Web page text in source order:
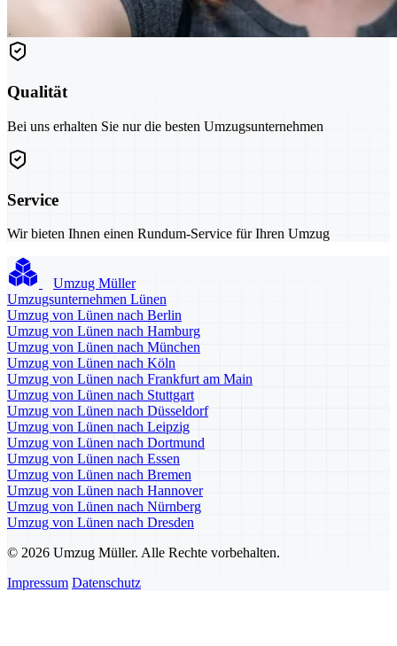
Qualität
Bei uns erhalten Sie nur die besten Umzugsunternehmen
Service
Wir bieten Ihnen einen Rundum-Service für Ihren Umzug
Umzug Müller
Umzugsunternehmen Lünen
Umzug von Lünen nach Berlin
Umzug von Lünen nach Hamburg
Umzug von Lünen nach München
Umzug von Lünen nach Köln
Umzug von Lünen nach Frankfurt am Main
Umzug von Lünen nach Stuttgart
Umzug von Lünen nach Düsseldorf
Umzug von Lünen nach Leipzig
Umzug von Lünen nach Dortmund
Umzug von Lünen nach Essen
Umzug von Lünen nach Bremen
Umzug von Lünen nach Hannover
Umzug von Lünen nach Nürnberg
Umzug von Lünen nach Dresden
© 2026 Umzug Müller. Alle Rechte vorbehalten.
Impressum Datenschutz